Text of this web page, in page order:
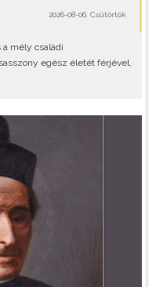
2026-08-06, Csütörtök
mély családi
egész életét férjével,